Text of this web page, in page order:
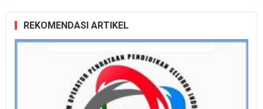
REKOMENDASI ARTIKEL